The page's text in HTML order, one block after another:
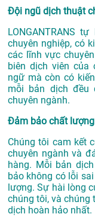
Đội ngũ dịch thuật
LONGANTRANS
chuyên nghiệp, có
các lĩnh vực
biên dịch viên của
ngữ mà còn có
mỗi bản dịch đều
chuyên ngành.
Đảm bảo chất
Chúng tôi cam kết
chuyên ngành và
hàng. Mỗi bản
bảo không có lỗi
lượng. Sự hài lòng
chúng tôi, và chúng
dịch hoàn hảo nhất.